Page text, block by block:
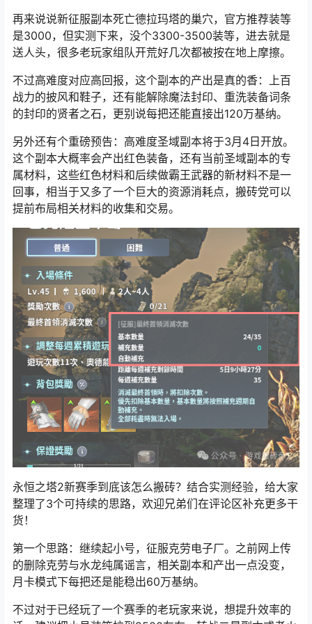
再来说说新征服副本死亡德拉玛塔的巢穴，官方推荐装等
是3000，但实测下来，没个3300-3500装等，进去就是
送人头，很多老玩家组队开荒好几次都被按在地上摩擦。
不过高难度对应高回报，这个副本的产出是真的香：上百
战力的披风和鞋子，还有能解除魔法封印、重洗装备词条
的封印的贤者之石，更别说每把还能直接出120万基纳。
另外还有个重磅预告：高难度圣域副本将于3月4日开放。
这个副本大概率会产出红色装备，还有当前圣域副本的专
属材料，这些红色材料和后续做霸王武器的新材料不是一
回事，相当于又多了一个巨大的资源消耗点，搬砖党可以
提前布局相关材料的收集和交易。
永恒之塔2新赛季到底该怎么搬砖？结合实测经验，给大家
整理了3个可持续的思路，欢迎兄弟们在评论区补充更多干
货！
第一个思路：继续起小号，征服克劳电子厂。之前网上传
的删除克劳与水龙纯属谣言，相关副本和产出一点没变，
月卡模式下每把还是能稳出60万基纳。
不过对于已经玩了一个赛季的老玩家来说，想提升效率的